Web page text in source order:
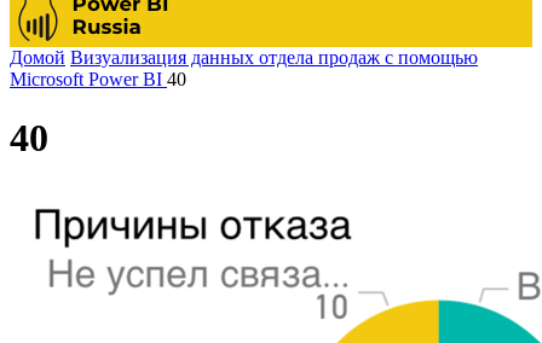
Домой Визуализация данных отдела продаж с помощью
Microsoft Power BI 40
40